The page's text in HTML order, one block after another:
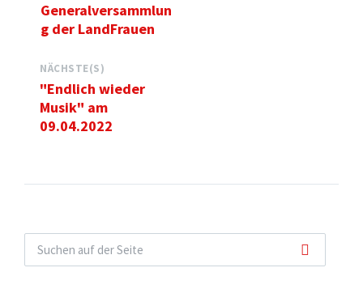
Generalversammlun
g der LandFrauen
NÄCHSTE(S)
"Endlich wieder
Musik" am
09.04.2022